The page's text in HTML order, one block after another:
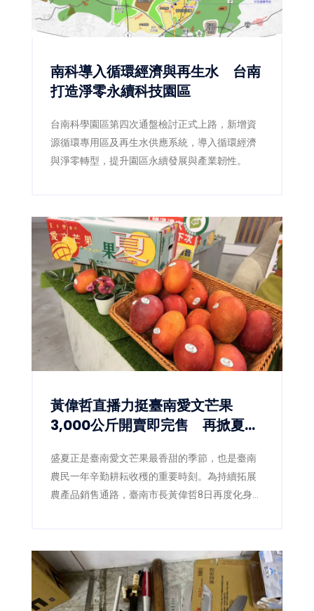
南科導入循環經濟與再生水 台南
打造淨零永續科技園區
台南科學園區第四次通盤檢討正式上路，新增資
源循環專用區及再生水供應系統，導入循環經濟
與淨零轉型，提升園區永續發展與產業韌性。
黃偉哲直播力挺臺南愛文芒果
3,000公斤開賣即完售 再掀夏日
盛夏正是臺南愛文芒果最香甜的季節，也是臺南
農民一年辛勤耕耘收穫的重要時刻。為持續拓展
農產品銷售通路，臺南市長黃偉哲8日再度化身
愛文芒果，以最直接的方式向全國消費者介紹來
自產地的新鮮美味。直播活動推出的3,000公斤愛
文芒果甫開賣便迅速銷售一空，再次展現臺南芒
果在市場上的高人氣與品牌實力。